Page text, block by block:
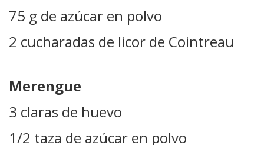
75 g de azúcar en polvo
2 cucharadas de licor de Cointreau
Merengue
3 claras de huevo
1/2 taza de azúcar en polvo